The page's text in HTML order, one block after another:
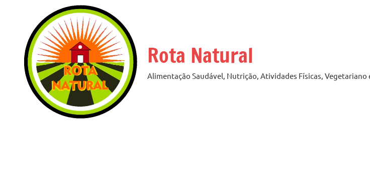
conteúdo
Rota Natural
Alimentação Saudável, Nutrição, Atividades Físicas,